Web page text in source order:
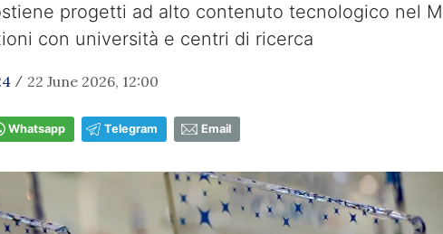
progetti ad alto contenuto tecnologico nel
con università e centri di ricerca
/ 22 June 2026, 12:00
Whatsapp Telegram Email